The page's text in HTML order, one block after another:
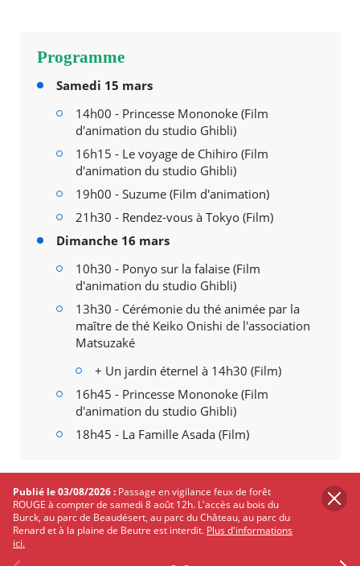
Publié le 03/08/2026 : Passage en vigilance feux de forêt
ROUGE à compter de samedi 8 août 12h. L'accès au bois du
Burck, au parc de Beaudésert, au parc du Château, au parc du
Renard et à la plaine de Beutre est interdit. Plus d'informations
ici.
Programme
Samedi 15 mars
14h00 - Princesse Mononoke (Film
d'animation du studio Ghibli)
16h15 - Le voyage de Chihiro (Film
d'animation du studio Ghibli)
19h00 - Suzume (Film d'animation)
21h30 - Rendez-vous à Tokyo (Film)
Dimanche 16 mars
10h30 - Ponyo sur la falaise (Film
d'animation du studio Ghibli)
13h30 - Cérémonie du thé animée par la
maître de thé Keiko Onishi de l'association
Matsuzaké
+ Un jardin éternel à 14h30 (Film)
16h45 - Princesse Mononoke (Film
d'animation du studio Ghibli)
18h45 - La Famille Asada (Film)
Informations pratiques
AuMérignac-Ciné, 6 Place Charles de Gaulle, 33700